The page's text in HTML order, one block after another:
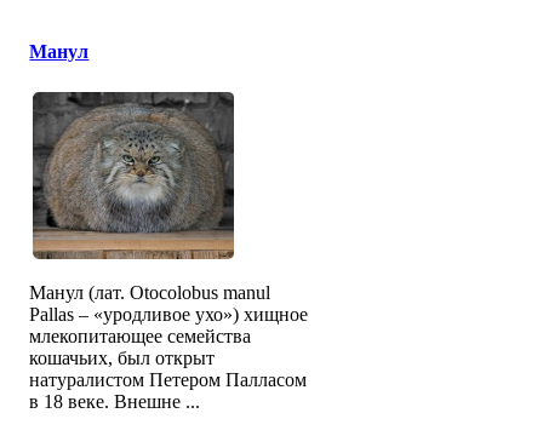
Манул
Манул (лат. Otocolobus manul
Pallas – «уродливое ухо») хищное
млекопитающее семейства
кошачьих, был открыт
натуралистом Петером Палласом
в 18 веке. Внешне ...